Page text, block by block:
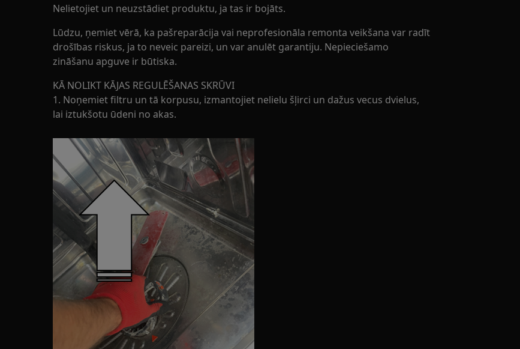
Nelietojiet un neuzstādiet produktu, ja tas ir bojāts.
Lūdzu, ņemiet vērā, ka pašreparācija vai neprofesionāla remonta veikšana var radīt
drošības riskus, ja to neveic pareizi, un var anulēt garantiju. Nepieciešamo
zināšanu apguve ir būtiska.
KĀ NOLIKT KĀJAS REGULĒŠANAS SKRŪVI
1. Noņemiet filtru un tā korpusu, izmantojiet nelielu šļirci un dažus vecus dvielus,
lai iztukšotu ūdeni no akas.